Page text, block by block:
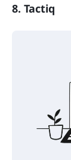
8. Tactiq